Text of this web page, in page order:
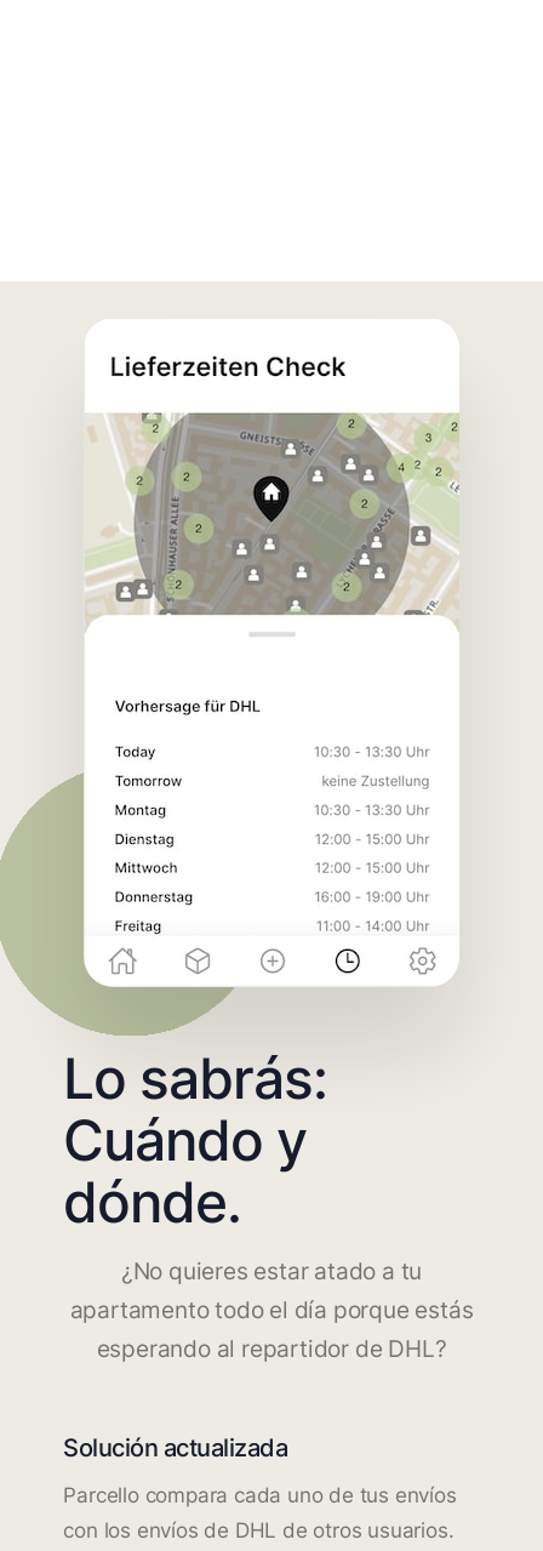
Lo sabrás:
Cuándo y
dónde.
¿No quieres estar atado a tu
apartamento todo el día porque estás
esperando al repartidor de DHL?
Solución actualizada
Parcello compara cada uno de tus envíos
con los envíos de DHL de otros usuarios.